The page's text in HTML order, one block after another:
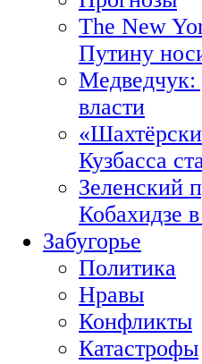
The New
Путину
Медведчук:
власти
Кузбасса
Зеленский
Кобахидзе
Забугорье
Политика
Нравы
Конфликты
Катастрофы